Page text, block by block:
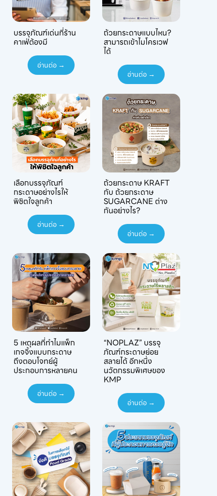
บรรจุภัณฑ์เด่นที่ร้าน
คาเฟ่ต้องมี
อ่านต่อ →
ถ้วยกระดาษแบบไหน?
สามารถเข้าไมโครเวฟ
ได้
อ่านต่อ →
เลือกบรรจุภัณฑ์
กระดาษอย่างไรให้
พิชิตใจลูกค้า
อ่านต่อ →
ถ้วยกระดาษ KRAFT
กับ ถ้วยกระดาษ
SUGARCANE ต่าง
กันอย่างไร?
อ่านต่อ →
5 เหตุผลที่ทำไมแพ็ก
เกจจิ้งแบบกระดาษ
ถึงตอบโจทย์ผู้
ประกอบการหลายคน
อ่านต่อ →
“NOPLAZ” บรรจุ
ภัณฑ์กระดาษย่อย
สลายได้ อีกหนึ่ง
นวัตกรรมพิเศษของ
KMP
อ่านต่อ →